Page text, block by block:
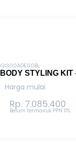
GI300ADE00BL
BODY STYLING
Harga mulai
Rp. 7.085.400
Belum termasuk PPN 11%